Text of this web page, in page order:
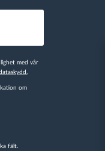
med vår
om
fält.